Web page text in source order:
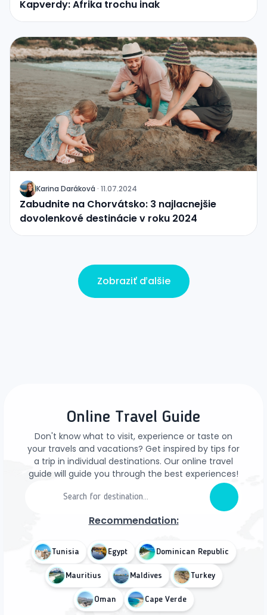
Kapverdy: Afrika trochu inak
J Karina Daráková · 11.07.2024
Zabudnite na Chorvátsko: 3 najlacnejšie
dovolenkové destinácie v roku 2024
Zobraziť ďalšie
Online Travel Guide
Don't know what to visit, experience or taste on
your travels and vacations? Get inspired by tips for
a trip in individual destinations. Our online travel
guide will guide you through the best experiences!
Recommendation:
Tunisia Egypt Dominican Republic
Mauritius Maldives Turkey
Oman Cape Verde